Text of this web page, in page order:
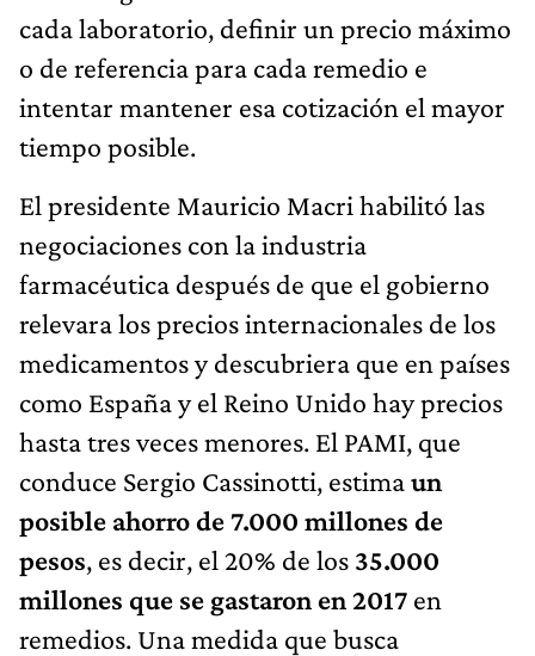
cada laboratorio, definir un precio máximo
o de referencia para cada remedio e
intentar mantener esa cotización el mayor
tiempo posible.
El presidente Mauricio Macri habilitó las
negociaciones con la industria
farmacéutica después de que el gobierno
relevara los precios internacionales de los
medicamentos y descubriera que en países
como España y el Reino Unido hay precios
hasta tres veces menores. El PAMI, que
conduce Sergio Cassinotti, estimaun
posible ahorro de 7.000 millones de
pesos, es decir, el 20% de los 35.000
millones que se gastaron en 2017 en
remedios. Una medida que busca